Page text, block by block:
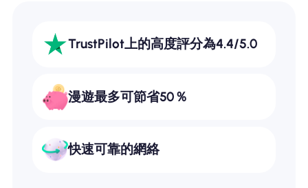
TrustPilot上的高度評分為4.4/5.0
漫遊最多可節省50％
快速可靠的網絡